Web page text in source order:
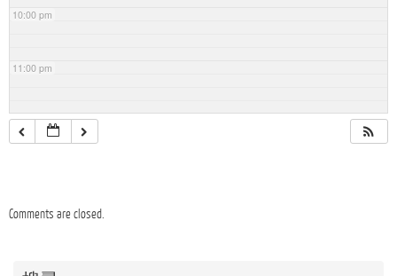
10:00 pm
11:00 pm
Comments are closed.